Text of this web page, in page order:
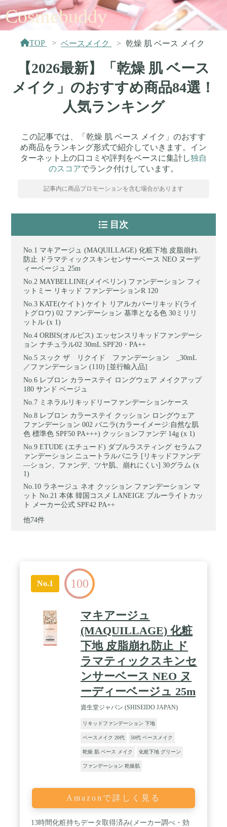
Cosmebuddy
TOP ベースメイク 乾燥 肌 ベース メイク
【2026最新】「乾燥 肌 ベース
メイク」のおすすめ商品84選！
人気ランキング
この記事では、「乾燥 肌 ベース メイク」のおすす
め商品をランキング形式で紹介していきます。イン
ターネット上の口コミや評判をベースに集計し独自
のスコアでランク付けしています。
記事内に商品プロモーションを含む場合があります
目次
マキアージュ (MAQUILLAGE) 化粧下地 皮脂崩れ
防止 ドラマティックスキンセンサーベース NEO ヌーデ
ィーベージュ 25m
MAYBELLINE(メイベリン) ファンデーション フィ
ットミー リキッド ファンデーションR 120
KATE(ケイト) ケイト リアルカバーリキッド(ライ
トグロウ) 02 ファンデーション 基準となる色 30ミリリ
ットル (x 1)
ORBIS(オルビス) エッセンスリキッドファンデーシ
ョン ナチュラル02 30mL SPF20・PA++
スック ザ リクイド ファンデーション _30mL
／ファンデーション (110) [並行輸入品]
レブロン カラーステイ ロングウェア メイクアップ
180 サンド ベージュ
ミネラルリキッドリーファンデーションケース
レブロン カラーステイ クッション ロングウェア
ファンデーション 002 バニラ(カラーイメージ:自然な肌
色 標準色 SPF50 PA+++) クッションファンデ 14g (x 1)
ETUDE (エチュード) ダブルラスティング セラムフ
ァンデーション ニュートラルバニラ [リキッドファンデ
―ション、ファンデ、ツヤ肌、崩れにくい] 30グラム (x
1)
ラネージュ ネオ クッション ファンデーション マ
ット No.21 本体 韓国コスメ LANEIGE ブルーライトカッ
ト メーカー公式 SPF42 PA++
他74件
No.1 100
マキアージュ
(MAQUILLAGE) 化粧
下地 皮脂崩れ防止 ド
ラマティックスキンセ
ンサーベース NEO ヌ
ーディーベージュ 25m
資生堂ジャパン (SHISEIDO JAPAN)
リキッドファンデーション 下地
ベースメイク 20代 50代 ベースメイク
乾燥 肌 ベース メイク 化粧下地 グリーン
ファンデーション 乾燥肌
Amazonで詳しく見る
13時間化粧持ちデータ取得済み(メーカー調べ・効